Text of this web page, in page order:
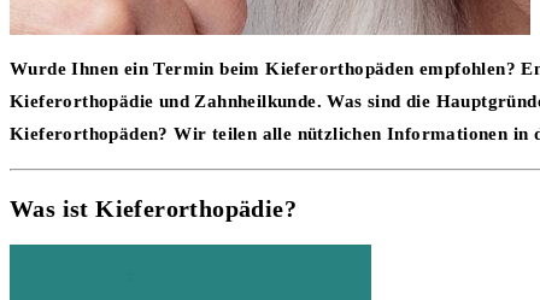
Wurde Ihnen ein Termin beim Kieferorthopäden empfohlen?
Kieferorthopädie und Zahnheilkunde. Was sind die
Kieferorthopäden? Wir teilen alle nützlichen Informationen in
Was ist Kieferorthopädie?